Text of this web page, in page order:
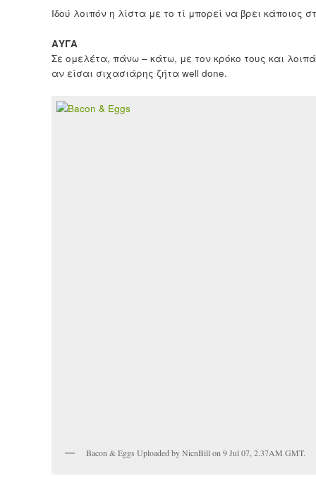
Ιδού λοιπόν η λίστα με το τί μπορεί να βρει κάποιος
ΑΥΓΑ
Σε ομελέτα, πάνω – κάτω, με τον κρόκο τους και
αν είσαι σιχασιάρης ζήτα well done.
Bacon & Eggs Uploaded by NicnBill on 9 Jul 07, 2.37AM GMT.